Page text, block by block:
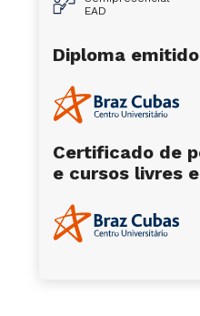
EAD
Diploma
Certificado de
e cursos livres